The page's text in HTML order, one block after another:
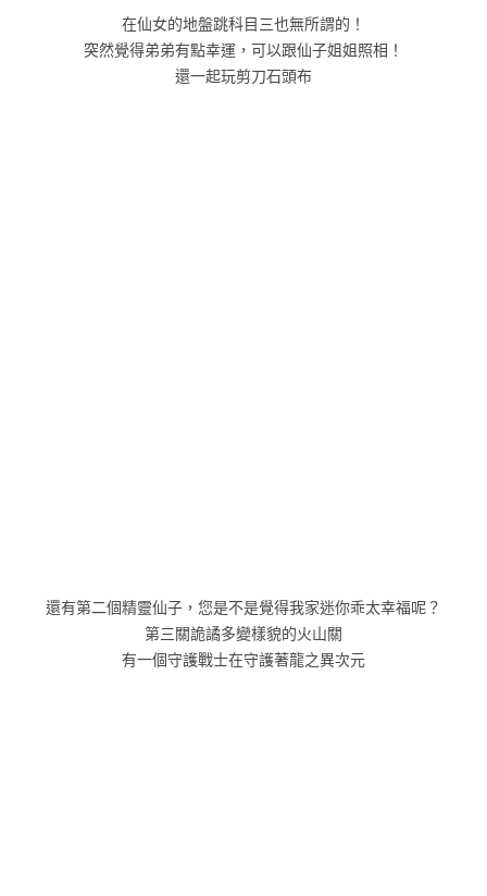
在仙女的地盤跳科目三也無所謂的！
突然覺得弟弟有點幸運，可以跟仙子姐姐照相！
還一起玩剪刀石頭布
還有第二個精靈仙子，您是不是覺得我家迷你乖太幸福呢？
第三關詭譎多變樣貌的火山關
有一個守護戰士在守護著龍之異次元